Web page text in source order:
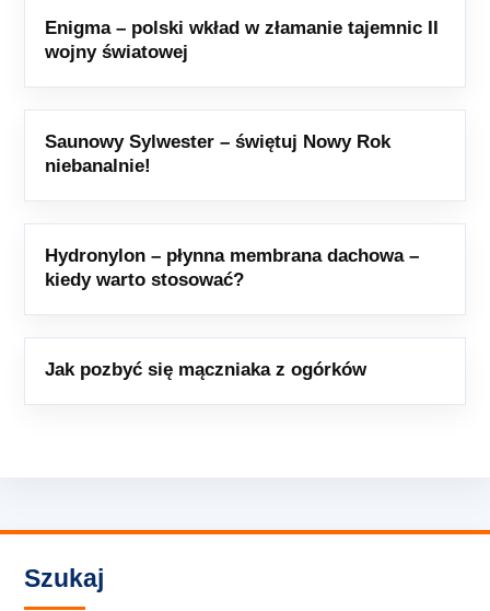
Enigma – polski wkład w złamanie tajemnic II
wojny światowej
Saunowy Sylwester – świętuj Nowy Rok
niebanalnie!
Hydronylon – płynna membrana dachowa –
kiedy warto stosować?
Jak pozbyć się mączniaka z ogórków
Szukaj